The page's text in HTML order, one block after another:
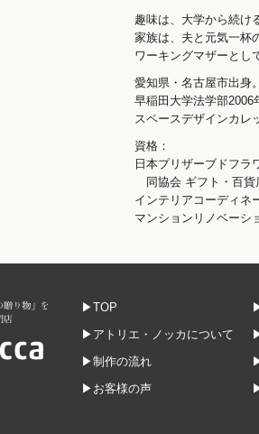
趣味は、大学から続け
家族は、夫と元気一杯
ワーキングマザーとし
愛知県・名古屋市出身。
早稲田大学法学部2006
スペースデザインカレ
資格：
日本プリザーブドフ
同協会 ギフト・百貨
インテリアコーディネ
マンションリノベーシ
▶TOP
▶アトリエ・ノッカについて
▶制作の流れ
▶お客様の声